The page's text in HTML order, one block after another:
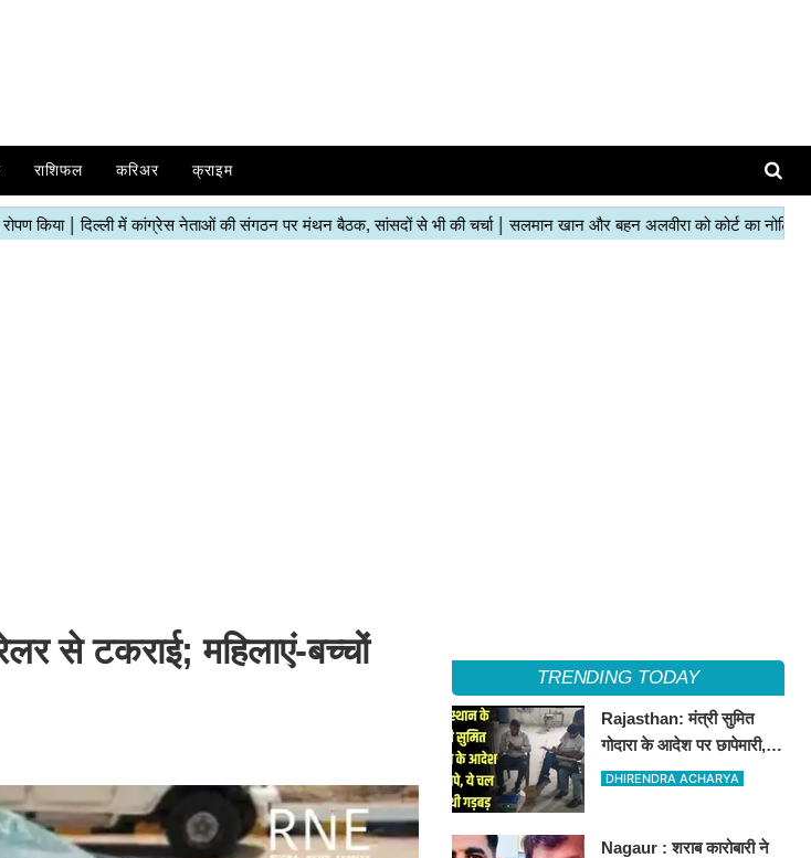
राशिफल करिअर क्राइम
से टकराई; महिलाएं-बच्चों
TRENDING TODAY
Rajasthan: मंत्री सुमित
गोदारा के आदेश पर छापेमारी,
44 फर्मों पर कार्रवाई, लाखों का
DHIRENDRA ACHARYA
Nagaur : शराब कारोबारी ने